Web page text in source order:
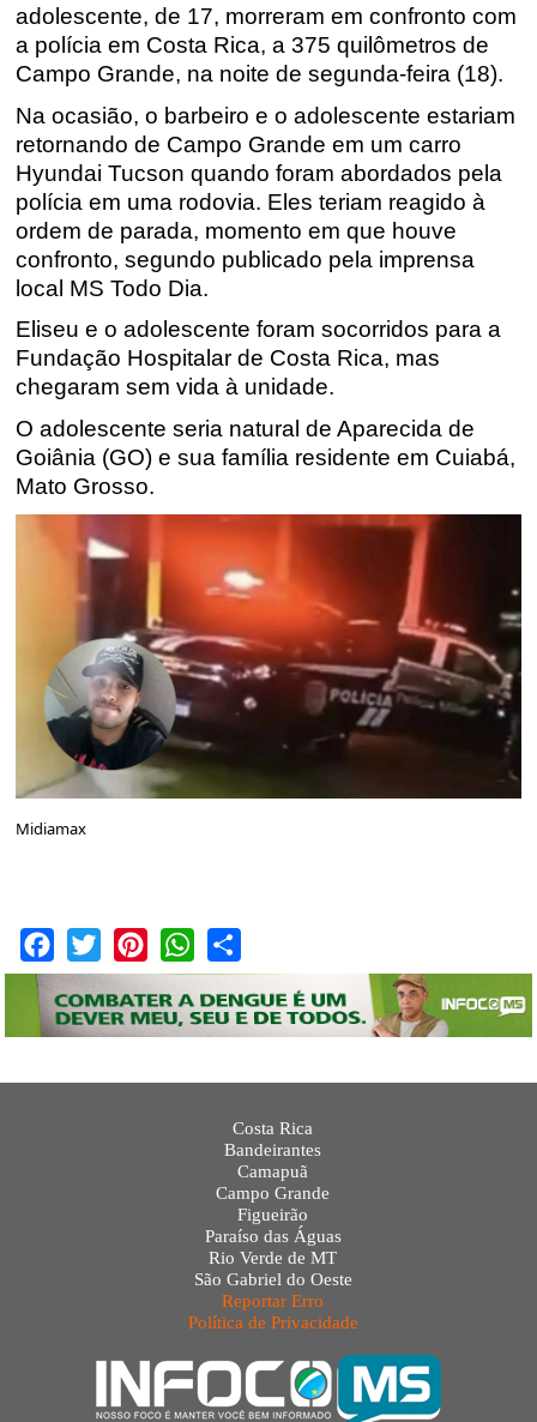
adolescente, de 17, morreram em confronto com
a polícia em Costa Rica, a 375 quilômetros de
Campo Grande, na noite de segunda-feira (18).
Na ocasião, o barbeiro e o adolescente estariam
retornando de Campo Grande em um carro
Hyundai Tucson quando foram abordados pela
polícia em uma rodovia. Eles teriam reagido à
ordem de parada, momento em que houve
confronto, segundo publicado pela imprensa
local MS Todo Dia.
Eliseu e o adolescente foram socorridos para a
Fundação Hospitalar de Costa Rica, mas
chegaram sem vida à unidade.
O adolescente seria natural de Aparecida de
Goiânia (GO) e sua família residente em Cuiabá,
Mato Grosso.
Midiamax
Facebook
Twitter PinterestWhatsApp
Costa Rica
Bandeirantes
Camapuã
Campo Grande
Figueirão
Paraíso das Águas
Rio Verde de MT
São Gabriel do Oeste
Reportar Erro
Política de Privacidade